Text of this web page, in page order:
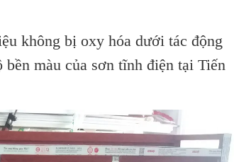
không bị oxy hóa dưới tác động
màu của sơn tĩnh điện tại Tiến